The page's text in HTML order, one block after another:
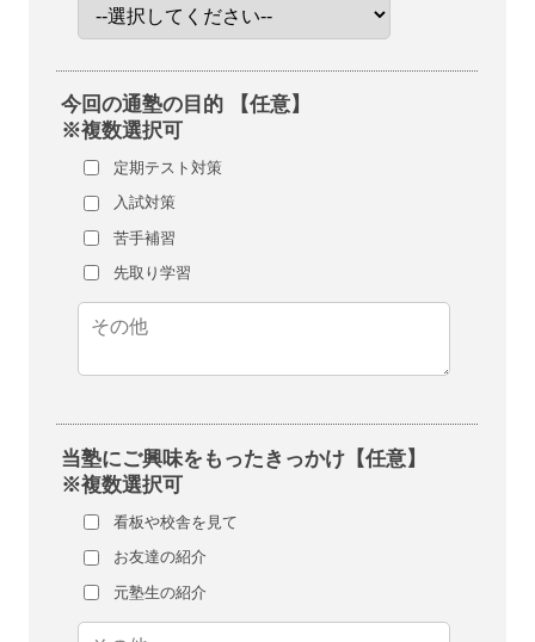
今回の通塾の目的 【任意】
※複数選択可
定期テスト対策
入試対策
苦手補習
先取り学習
当塾にご興味をもったきっかけ【任意】
※複数選択可
看板や校舎を見て
お友達の紹介
元塾生の紹介